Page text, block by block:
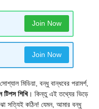
Join Now
Join Now
মিডিয়া, বন্ধু বান্ধবের পরামর্শ,
টিপস শিখি । কিন্তু এই তথ্যের ভিড়ে
সত্যিই কঠিন! যেমন, আমার বন্ধু